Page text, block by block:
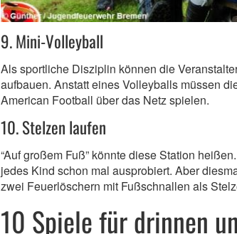
9. Mini-Volleyball
Als sportliche Disziplin können die
aufbauen. Anstatt eines Volleyballs müssen
American Football über das Netz spielen.
10. Stelzen laufen
“Auf großem Fuß” könnte diese Station
jedes Kind schon mal ausprobiert. Aber
zwei Feuerlöschern mit Fußschnallen als
10 Spiele für drinnen